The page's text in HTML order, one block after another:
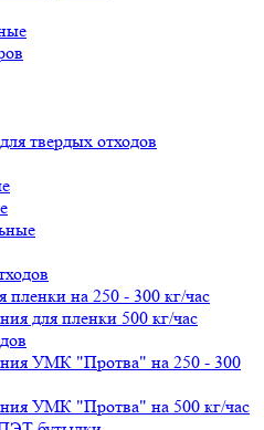
твердых отходов
пленки на 250 - 300 кг/час
для пленки 500 кг/час
УМК "Протва" на 250 - 300
УМК "Протва" на 500 кг/час